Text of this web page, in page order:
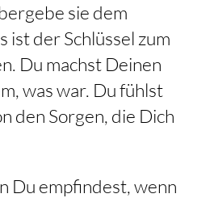
sie dem
ist der Schlüssel zum
Du machst Deinen
was war. Du fühlst
den Sorgen, die Dich
Du empfindest, wenn